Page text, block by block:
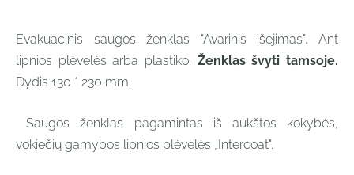
Evakuacinis saugos ženklas "Avarinis išėjimas". Ant
lipnios plėvelės arba plastiko. Ženklas švyti tamsoje.
Dydis 130 * 230 mm.
Saugos ženklas pagamintas iš aukštos kokybės,
vokiečių gamybos lipnios plėvelės „Intercoat".